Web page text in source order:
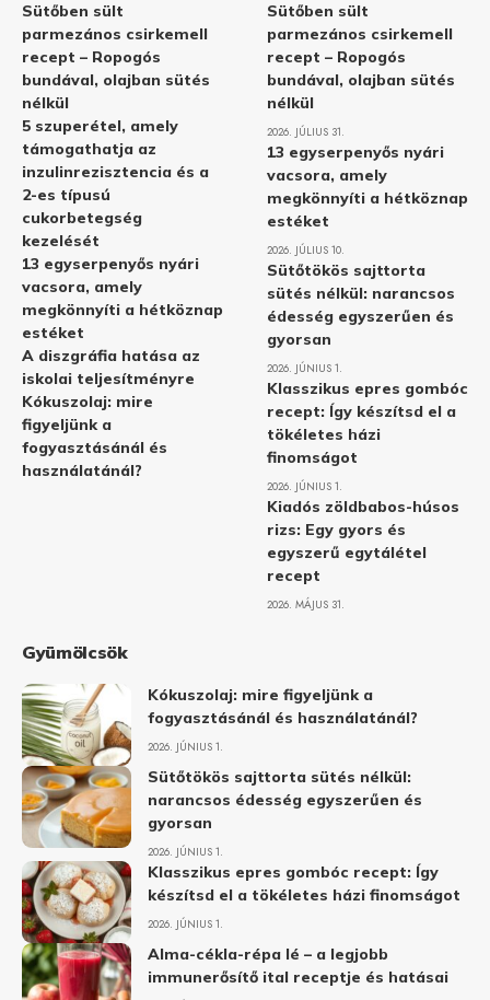
Sütőben sült
parmezános csirkemell
recept – Ropogós
bundával, olajban sütés
nélkül
5 szuperétel, amely
támogathatja az
inzulinrezisztencia és a
2-es típusú
cukorbetegség
kezelését
13 egyserpenyős nyári
vacsora, amely
megkönnyíti a hétköznap
estéket
A diszgráfia hatása az
iskolai teljesítményre
Kókuszolaj: mire
figyeljünk a
fogyasztásánál és
használatánál?
Sütőben sült
parmezános csirkemell
recept – Ropogós
bundával, olajban sütés
nélkül
2026. JÚLIUS 31.
13 egyserpenyős nyári
vacsora, amely
megkönnyíti a hétköznap
estéket
2026. JÚLIUS 10.
Sütőtökös sajttorta
sütés nélkül: narancsos
édesség egyszerűen és
gyorsan
2026. JÚNIUS 1.
Klasszikus epres gombóc
recept: Így készítsd el a
tökéletes házi
finomságot
2026. JÚNIUS 1.
Kiadós zöldbabos-húsos
rizs: Egy gyors és
egyszerű egytálétel
recept
2026. MÁJUS 31.
Gyümölcsök
Kókuszolaj: mire figyeljünk a
fogyasztásánál és használatánál?
2026. JÚNIUS 1.
Sütőtökös sajttorta sütés nélkül:
narancsos édesség egyszerűen és
gyorsan
2026. JÚNIUS 1.
Klasszikus epres gombóc recept: Így
készítsd el a tökéletes házi finomságot
2026. JÚNIUS 1.
Alma-cékla-répa lé – a legjobb
immunerősítő ital receptje és hatásai